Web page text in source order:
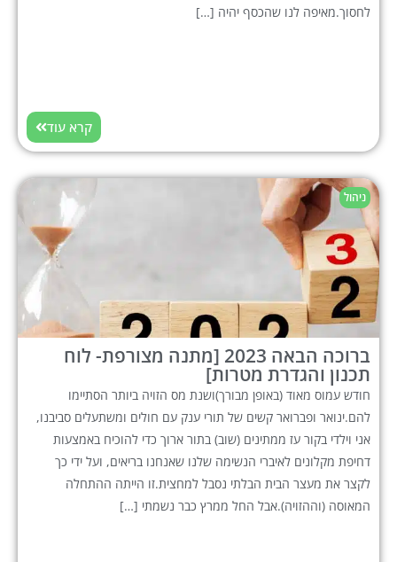
לחסוך.מאיפה לנו שהכסף יהיה […]
קרא עוד
ניהול
ברוכה הבאה 2023 [מתנה מצורפת- לוח
תכנון והגדרת מטרות]
חודש עמוס מאוד (באופן מבורך)ושנת מס הזויה ביותר הסתיימו
להם.ינואר ופברואר קשים של תורי ענק עם חולים ומשתעלים סביבנו,
אני וילדי בקור עז ממתינים (שוב) בתור ארוך כדי להוכיח באמצעות
דחיפת מקלונים לאיברי הנשימה שלנו שאנחנו בריאים, ועל ידי כך
לקצר את מעצר הבית הבלתי נסבל למחצית.זו הייתה ההתחלה
המאוסה (וההזויה).אבל החל ממרץ כבר נשמתי […]